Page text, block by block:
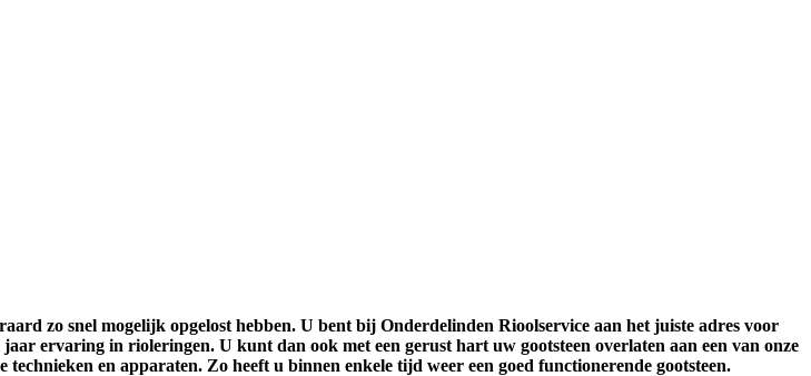
zo snel mogelijk opgelost hebben. U bent bij Onderdelinden Rioolservice aan het juiste adres voor
ervaring in rioleringen. U kunt dan ook met een gerust hart uw gootsteen overlaten aan een van onze
en apparaten. Zo heeft u binnen enkele tijd weer een goed functionerende gootsteen.